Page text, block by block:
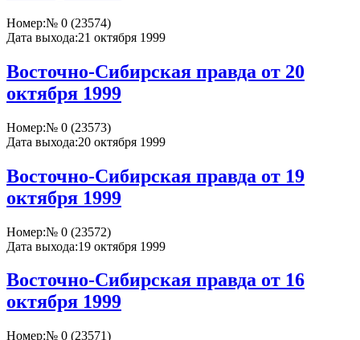
Номер:№ 0 (23574)
Дата выхода:21 октября 1999
Восточно-Сибирская правда от 20
октября 1999
Номер:№ 0 (23573)
Дата выхода:20 октября 1999
Восточно-Сибирская правда от 19
октября 1999
Номер:№ 0 (23572)
Дата выхода:19 октября 1999
Восточно-Сибирская правда от 16
октября 1999
Номер:№ 0 (23571)